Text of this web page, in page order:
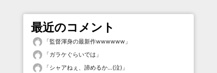
最近のコメント
「監督渾身の最新作wwwwww 」
「ガラケぐらいでは 」
「シャアねぇ、諦めるか…(泣) 」